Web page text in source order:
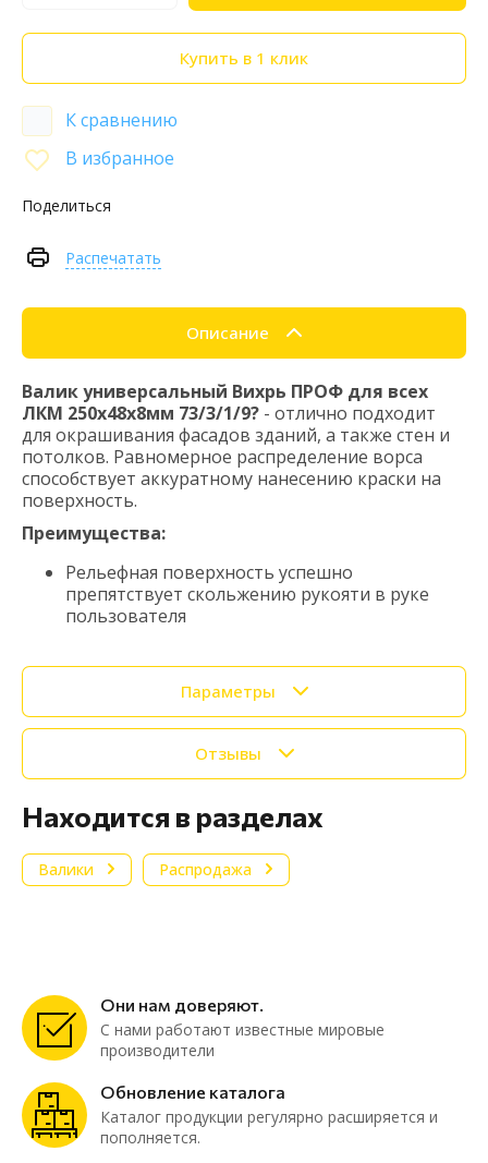
Купить в 1 клик
К сравнению
В избранное
Поделиться
Распечатать
Описание
Валик универсальный Вихрь ПРОФ для всех
ЛКМ 250х48х8мм 73/3/1/9? - отлично подходит
для окрашивания фасадов зданий, а также стен и
потолков. Равномерное распределение ворса
способствует аккуратному нанесению краски на
поверхность.
Преимущества:
Рельефная поверхность успешно
препятствует скольжению рукояти в руке
пользователя
Параметры
Отзывы
Находится в разделах
Валики Распродажа
Они нам доверяют.
С нами работают известные мировые
производители
Обновление каталога
Каталог продукции регулярно расширяется и
пополняется.